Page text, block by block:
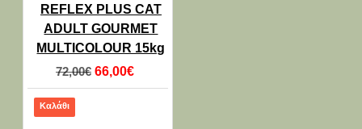
REFLEX PLUS CAT
ADULT GOURMET
MULTICOLOUR 15kg
72,00€ 66,00€
Καλάθι